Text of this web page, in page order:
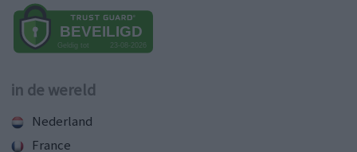
in de wereld
Nederland
France